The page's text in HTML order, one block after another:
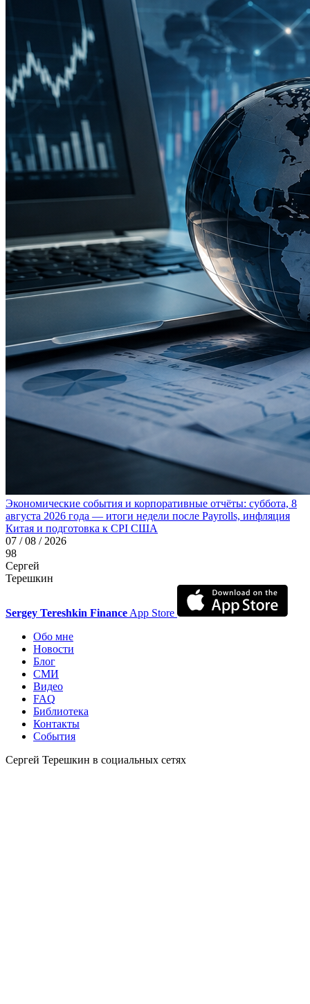
Экономические события и корпоративные отчёты: суббота, 8
августа 2026 года — итоги недели после Payrolls, инфляция
Китая и подготовка к CPI США
07 / 08 / 2026
98
Сергей
Терешкин
Sergey Tereshkin Finance App Store
Обо мне
Новости
Блог
СМИ
Видео
FAQ
Библиотека
Контакты
События
Сергей Терешкин в социальных сетях